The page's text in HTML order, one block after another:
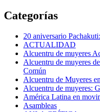
Categorías
20 aniversario
ACTUALIDAD
Alcuentru de muyeres
Alcuentru de muyeres
Común
Alcuentru de Muyeres
Alcuentru de muyeres:
América Latina en
Asambleas